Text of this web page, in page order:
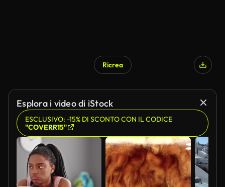
Ricrea
Esplora i video di iStock
ESCLUSIVO: -15% DI SCONTO CON IL CODICE
"COVERR15"